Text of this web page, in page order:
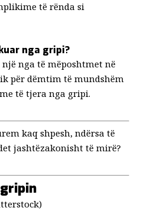
të rënda si
nga gripi?
një nga të mëposhtmet në
për dëmtim të mundshëm
të tjera nga gripi.
kaq shpesh, ndërsa të
jashtëzakonisht të mirë?